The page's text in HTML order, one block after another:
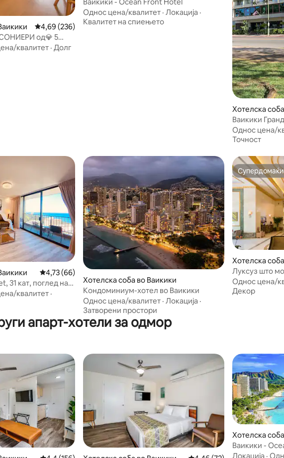
Просечна оцена: 4,69 од 5, 236 рецензии
4,69 (236)
од💎 5
квалитет · Долг
Однос цена/квалитет · Локација ·
Квалитет на спиењето
Хотелска
Ваикики
студио
Однос цена/
Точност
Просечна оцена: 4,73 од 5, 66 рецензии
4,73 (66)
31 кат, поглед на
паркинг
квалитет ·
Хотелска соба во Ваикики
Кондоминиум-хотел во Ваикики
Однос цена/квалитет · Локација ·
Затворени простори
Хотелска
Луксуз што
Ваики
Однос цена/
Декор
апарт-хотели за одмор
Хотелска
Ваикики -
Локација ·